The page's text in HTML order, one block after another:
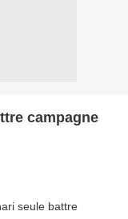
campagne